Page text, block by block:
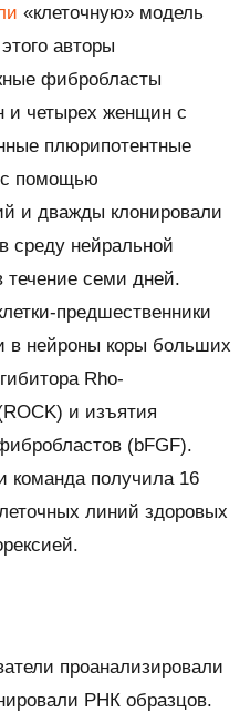
«клеточную» модель
авторы
фибробласты
и четырех женщин с
плюрипотентные
помощью
и дважды клонировали
нейральной
семи дней.
предшественники
в нейроны коры больших
Rho-
и изъятия
(bFGF).
команда получила 16
линий здоровых
проанализировали
РНК образцов.